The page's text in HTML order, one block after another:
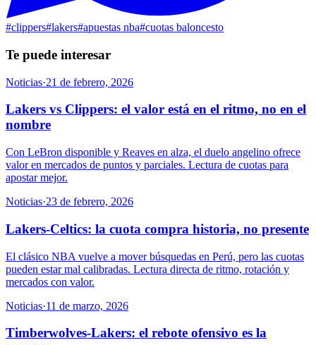
#clippers#lakers#apuestas nba#cuotas baloncesto
Te puede interesar
Noticias·21 de febrero, 2026
Lakers vs Clippers: el valor está en el ritmo, no en el
nombre
Con LeBron disponible y Reaves en alza, el duelo angelino ofrece
valor en mercados de puntos y parciales. Lectura de cuotas para
apostar mejor.
Noticias·23 de febrero, 2026
Lakers-Celtics: la cuota compra historia, no presente
El clásico NBA vuelve a mover búsquedas en Perú, pero las cuotas
pueden estar mal calibradas. Lectura directa de ritmo, rotación y
mercados con valor.
Noticias·11 de marzo, 2026
Timberwolves-Lakers: el rebote ofensivo es la